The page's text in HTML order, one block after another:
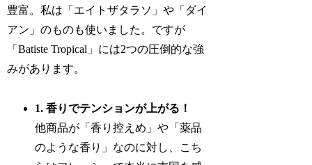
豊富。私は「エイトザタラソ」や「ダイ
アン」のものも使いました。ですが
「Batiste Tropical」には2つの圧倒的な強
みがあります。
1. 香りでテンションが上がる！
他商品が「香り控えめ」や「薬品
のような香り」なのに対し、こち